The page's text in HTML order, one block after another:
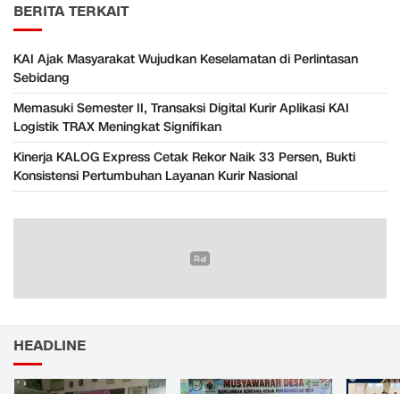
BERITA TERKAIT
KAI Ajak Masyarakat Wujudkan Keselamatan di Perlintasan
Sebidang
Memasuki Semester II, Transaksi Digital Kurir Aplikasi KAI
Logistik TRAX Meningkat Signifikan
Kinerja KALOG Express Cetak Rekor Naik 33 Persen, Bukti
Konsistensi Pertumbuhan Layanan Kurir Nasional
HEADLINE